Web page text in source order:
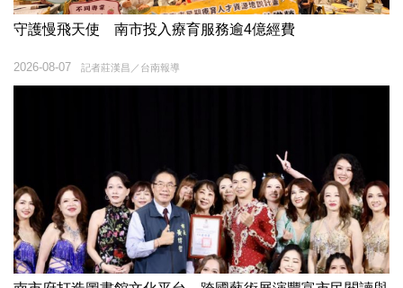
守護慢飛天使 南市投入療育服務逾4億經費
記者莊漢昌／台南報導
2026-08-07